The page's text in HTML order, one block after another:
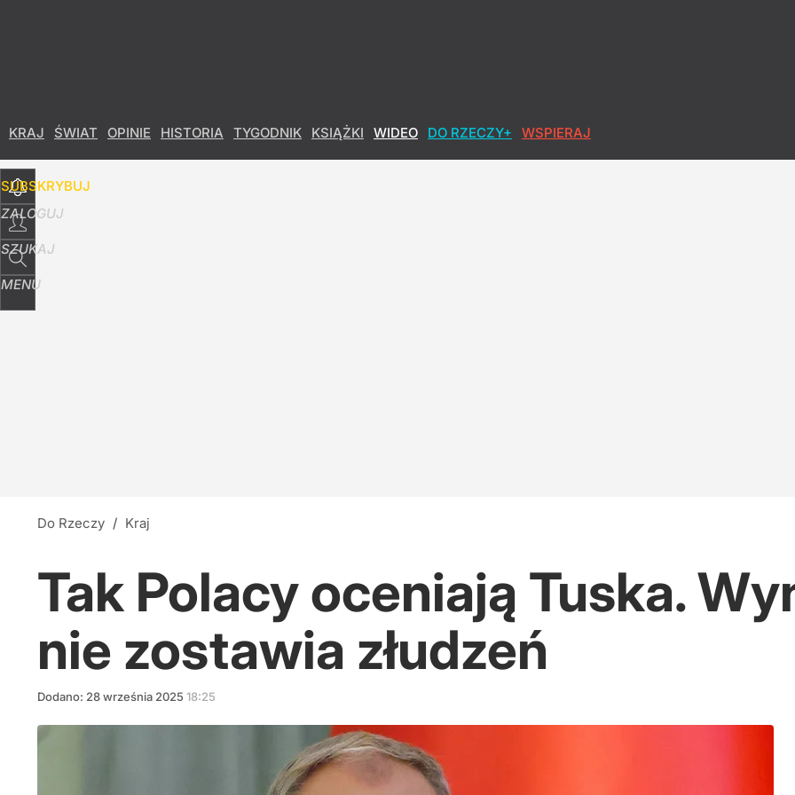
KRAJ ŚWIAT OPINIE HISTORIA TYGODNIK KSIĄŻKI WIDEO DO RZECZY+ WSPIERAJ
SUBSKRYBUJ
ZALOGUJ
SZUKAJ
MENU
Do Rzeczy / Kraj
Tak Polacy oceniają Tuska.
nie zostawia złudzeń
Dodano: 28września 2025 18:25